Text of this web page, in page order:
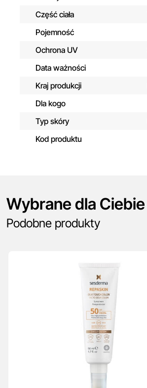
Część ciała
Pojemność
Ochrona UV
Data ważności
Kraj produkcji
Dla kogo
Typ skóry
Kod produktu
Wybrane dla Ciebie
Podobne produkty